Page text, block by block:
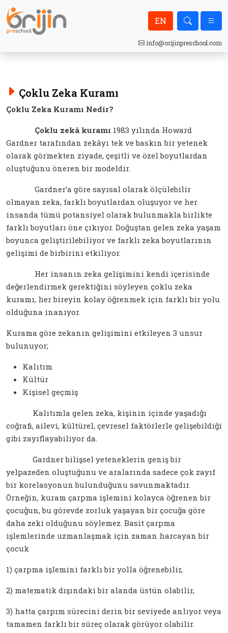
EN
info@orijinpreschool.com
Çoklu Zeka Kuramı
Çoklu Zeka Kuramı Nedir?
Çoklu zekâ kuramı 1983 yılında Howard
Gardner tarafından zekâyı tek ve baskın bir yetenek
olarak görmekten ziyade, çeşitli ve özel boyutlardan
oluştuğunu öneren bir modeldir.
Gardner’a göre sayısal olarak ölçülebilir
olmayan zeka, farklı boyutlardan oluşuyor ve her
insanda tümü potansiyel olarak bulunmakla birlikte
farklı boyutları öne çıkıyor. Doğuştan gelen zeka yaşam
boyunca geliştirilebiliyor ve farklı zeka boyutlarının
gelişimi de birbirini etkiliyor.
Her insanın zeka gelişimini kendi içerisinde
değerlendirmek gerektiğini söyleyen çoklu zeka
kuramı, her bireyin kolay öğrenmek için farklı bir yolu
olduğuna inanıyor.
Kurama göre zekanın gelişimini etkileyen 3 unsur
bulunuyor;
Kalıtım
Kültür
Kişisel geçmiş
Kalıtımla gelen zeka, kişinin içinde yaşadığı
coğrafi, ailevi, kültürel, çevresel faktörlerle gelişebildiği
gibi zayıflayabiliyor da.
Gardner bilişsel yeteneklerin geniş bir
yelpazeden oluştuğunu ve aralarında sadece çok zayıf
bir korelasyonun bulunduğunu savunmaktadır.
Örneğin, kuram çarpma işlemini kolayca öğrenen bir
çocuğun, bu görevde zorluk yaşayan bir çocuğa göre
daha zeki olduğunu söylemez. Basit çarpma
işlemlerinde uzmanlaşmak için zaman harcayan bir
çocuk
1) çarpma işlemini farklı bir yolla öğrenebilir,
2) matematik dışındaki bir alanda üstün olabilir,
3) hatta çarpım sürecini derin bir seviyede anlıyor veya
tamamen farklı bir süreç olarak görüyor olabilir.